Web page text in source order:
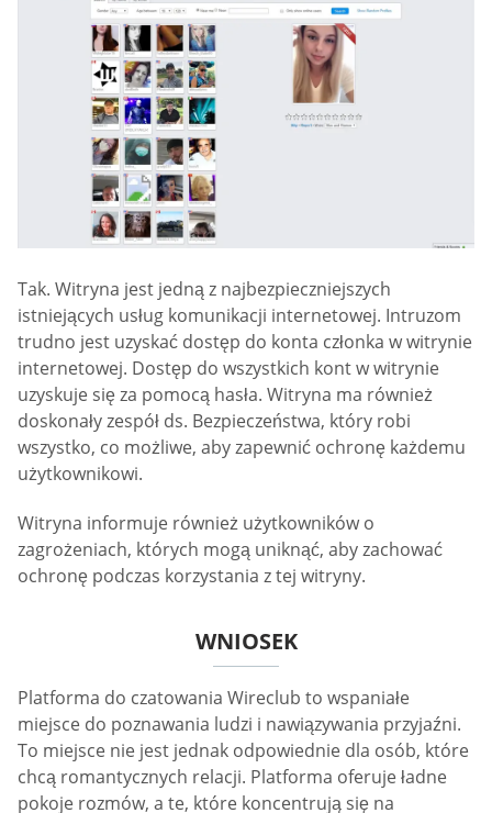
Tak. Witryna jest jedną z najbezpieczniejszych
istniejących usług komunikacji internetowej. Intruzom
trudno jest uzyskać dostęp do konta członka w witrynie
internetowej. Dostęp do wszystkich kont w witrynie
uzyskuje się za pomocą hasła. Witryna ma również
doskonały zespół ds. Bezpieczeństwa, który robi
wszystko, co możliwe, aby zapewnić ochronę każdemu
użytkownikowi.
Witryna informuje również użytkowników o
zagrożeniach, których mogą uniknąć, aby zachować
ochronę podczas korzystania z tej witryny.
WNIOSEK
Platforma do czatowania Wireclub to wspaniałe
miejsce do poznawania ludzi i nawiązywania przyjaźni.
To miejsce nie jest jednak odpowiednie dla osób, które
chcą romantycznych relacji. Platforma oferuje ładne
pokoje rozmów, a te, które koncentrują się na